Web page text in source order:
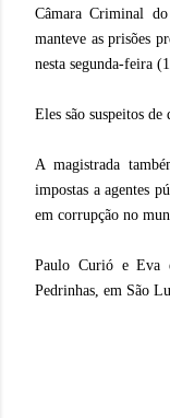
Câmara Criminal
manteve as prisões
nesta segunda-feira
Eles são suspeitos
A magistrada
impostas a agentes
em corrupção no
Paulo Curió e Eva
Pedrinhas, em São